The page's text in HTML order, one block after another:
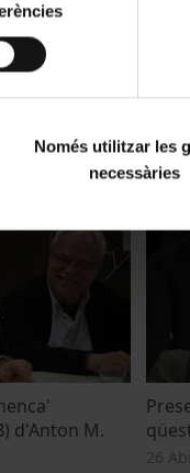
Només utilitzar les
necessàries
de
24
d'Anton M.
26